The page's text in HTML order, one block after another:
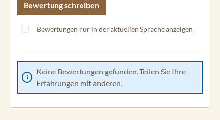
Bewertung schreiben
Bewertungen nur in der aktuellen Sprache anzeigen.
Keine Bewertungen gefunden. Teilen Sie Ihre
Erfahrungen mit anderen.